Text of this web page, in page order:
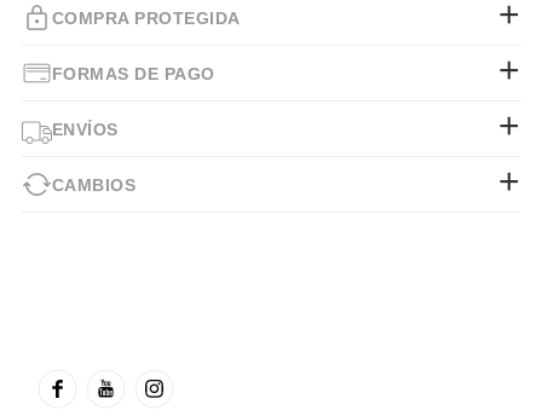
COMPRA PROTEGIDA
FORMAS DE PAGO
ENVÍOS
CAMBIOS